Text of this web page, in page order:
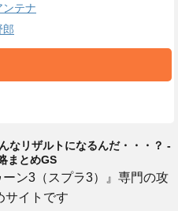
ンテナ
郎
なリザルトになるんだ・・・？ -
まとめGS
ン3（スプラ3）』専門の攻
サイトです